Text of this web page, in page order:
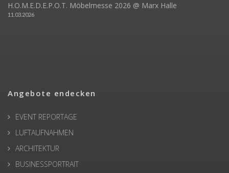
H.O.M.E.D.E.P.O.T. Möbelmesse 2026 @ Marx Halle
11.03.2026
Angebote endecken
EVENT REPORTAGE
LUFTAUFNAHMEN
ARCHITEKTUR
BUSINESSPORTRAIT